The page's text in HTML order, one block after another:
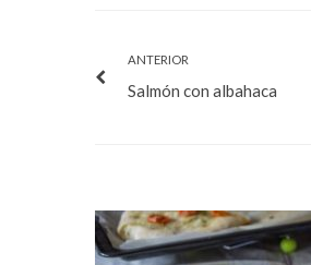
ANTERIOR
Salmón con albahaca